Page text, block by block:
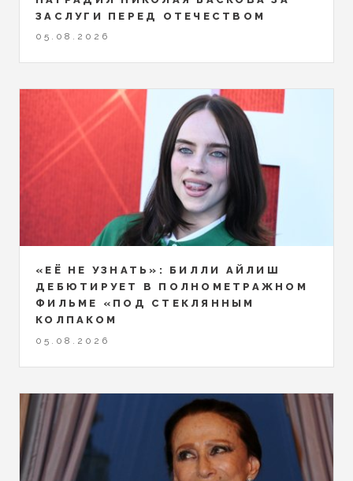
ЗАСЛУГИ ПЕРЕД ОТЕЧЕСТВОМ
05.08.2026
«ЕЁ НЕ УЗНАТЬ»: БИЛЛИ АЙЛИШ
ДЕБЮТИРУЕТ В ПОЛНОМЕТРАЖНОМ
ФИЛЬМЕ «ПОД СТЕКЛЯННЫМ
КОЛПАКОМ
05.08.2026